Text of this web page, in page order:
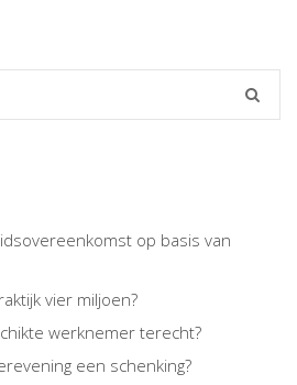
op basis van
vier miljoen?
werknemer terecht?
een schenking?